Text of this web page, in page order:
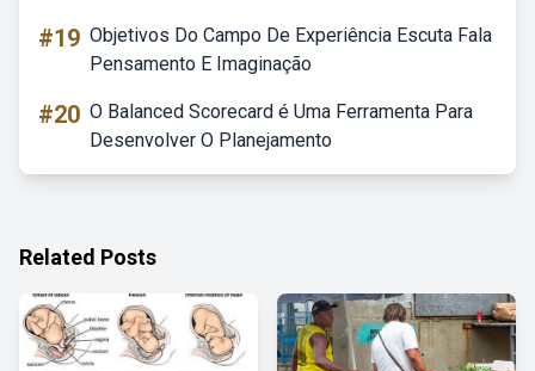
#19 Objetivos Do Campo De Experiência Escuta Fala
Pensamento E Imaginação
#20 O Balanced Scorecard é Uma Ferramenta Para
Desenvolver O Planejamento
Related Posts